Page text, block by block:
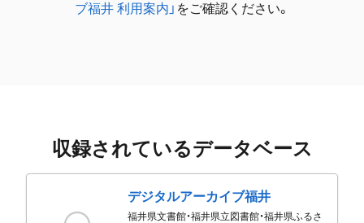
ブ福井 利用案内」 をご確認ください。
収録されているデータベース
デジタルアーカイブ福井
福井県文書館・福井県立図書館・福井県ふるさ